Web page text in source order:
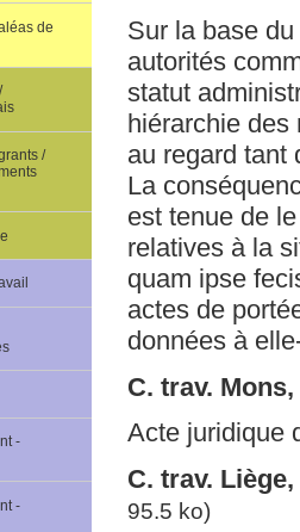
Sur la base
autorités
statut
hiérarchie des
au regard tant
La
est tenue de
relatives à la
quam ipse
actes de
données à
C. trav.
Acte juridique
C. trav.
95.5 ko)
de
/
-
-